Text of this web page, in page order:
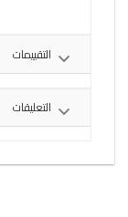
التقييمات
التعليقات